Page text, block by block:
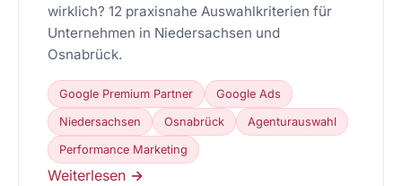
wirklich? 12 praxisnahe Auswahlkriterien für
Unternehmen in Niedersachsen und
Osnabrück.
Google Premium Partner Google Ads
Niedersachsen Osnabrück Agenturauswahl
Performance Marketing
Weiterlesen →